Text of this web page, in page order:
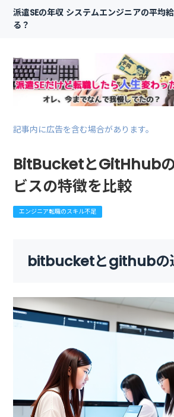
派遣SEの年収 システムエンジニアの平均
る？
記事内に広告を含む場合があります。
BitBucketとGitHhub
ビスの特徴を比較
エンジニア転職のスキル不足
bitbucketとgithubの